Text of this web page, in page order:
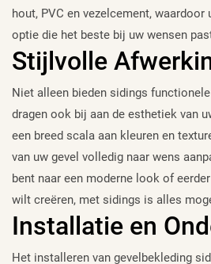
hout, PVC en vezelcement, waardoor
optie die het beste bij uw wensen
Stijlvolle
Niet alleen bieden sidings
dragen ook bij aan de esthetiek van
een breed scala aan kleuren en
van uw gevel volledig naar wens
bent naar een moderne look of
wilt creëren, met sidings is alles
Installatie en
Het installeren van gevelbekleding